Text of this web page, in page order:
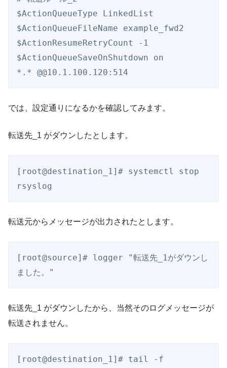
$ActionQueueType LinkedList
$ActionQueueFileName example_fwd2
$ActionResumeRetryCount -1
$ActionQueueSaveOnShutdown on
では、設定通りになるかを確認してみます。
転送先_1 がダウンしたとします。
[root@destination_1]# systemctl stop
転送元からメッセージが出力されたとします。
[root@source]# logger "転送先_1がダウンし
転送先_1 がダウンしたから、当然そのログメッセージが
転送されません。
[root@destination_1]# tail -f